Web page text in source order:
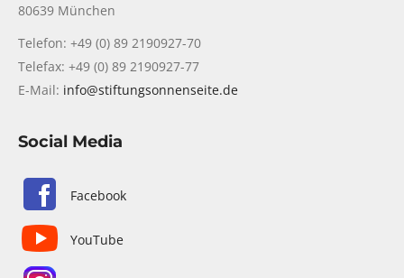
80639 München
Telefon: +49 (0) 89 2190927-70
Telefax: +49 (0) 89 2190927-77
E-Mail: info@stiftungsonnenseite.de
Social Media
Facebook
YouTube